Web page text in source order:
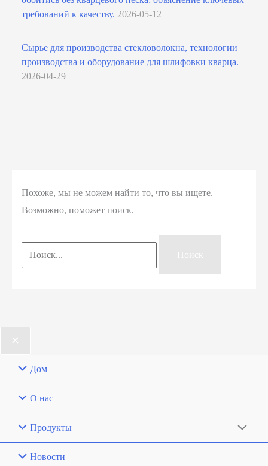
требований к качеству. 2026-05-12
Сырье для производства стекловолокна, технологии
производства и оборудование для шлифовки кварца.
2026-04-29
Похоже, мы не можем найти то, что вы ищете.
Возможно, поможет поиск.
Поиск:
Дом
О нас
Продукты
Новости